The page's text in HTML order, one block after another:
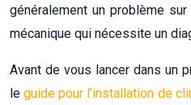
généralement un problème
mécanique qui nécessite un
Avant de vous lancer dans un
leguide pour l’installation de